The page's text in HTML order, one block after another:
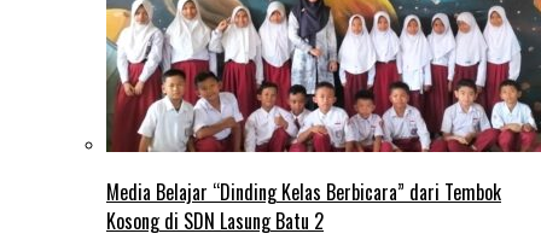
Media Belajar “Dinding Kelas Berbicara” dari Tembok
Kosong di SDN Lasung Batu 2